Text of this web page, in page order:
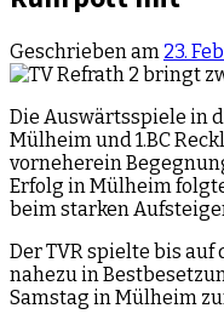
Geschrieben am 23.
Die Auswärtsspiele in
Mülheim und 1.BC
vorneherein
Erfolg in Mülheim
beim starken
Der TVR spielte bis
nahezu in
Samstag in Mülheim